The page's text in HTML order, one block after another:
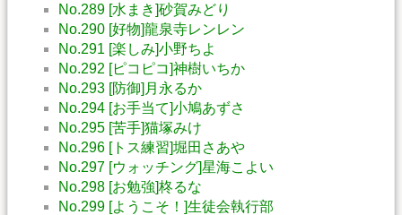
No.289 [水まき]砂賀みどり
No.290 [好物]龍泉寺レンレン
No.291 [楽しみ]小野ちよ
No.292 [ピコピコ]神樹いちか
No.293 [防御]月永るか
No.294 [お手当て]小鳩あずさ
No.295 [苦手]猫塚みけ
No.296 [トス練習]堀田さあや
No.297 [ウォッチング]星海こよい
No.298 [お勉強]柊るな
No.299 [ようこそ！]生徒会執行部